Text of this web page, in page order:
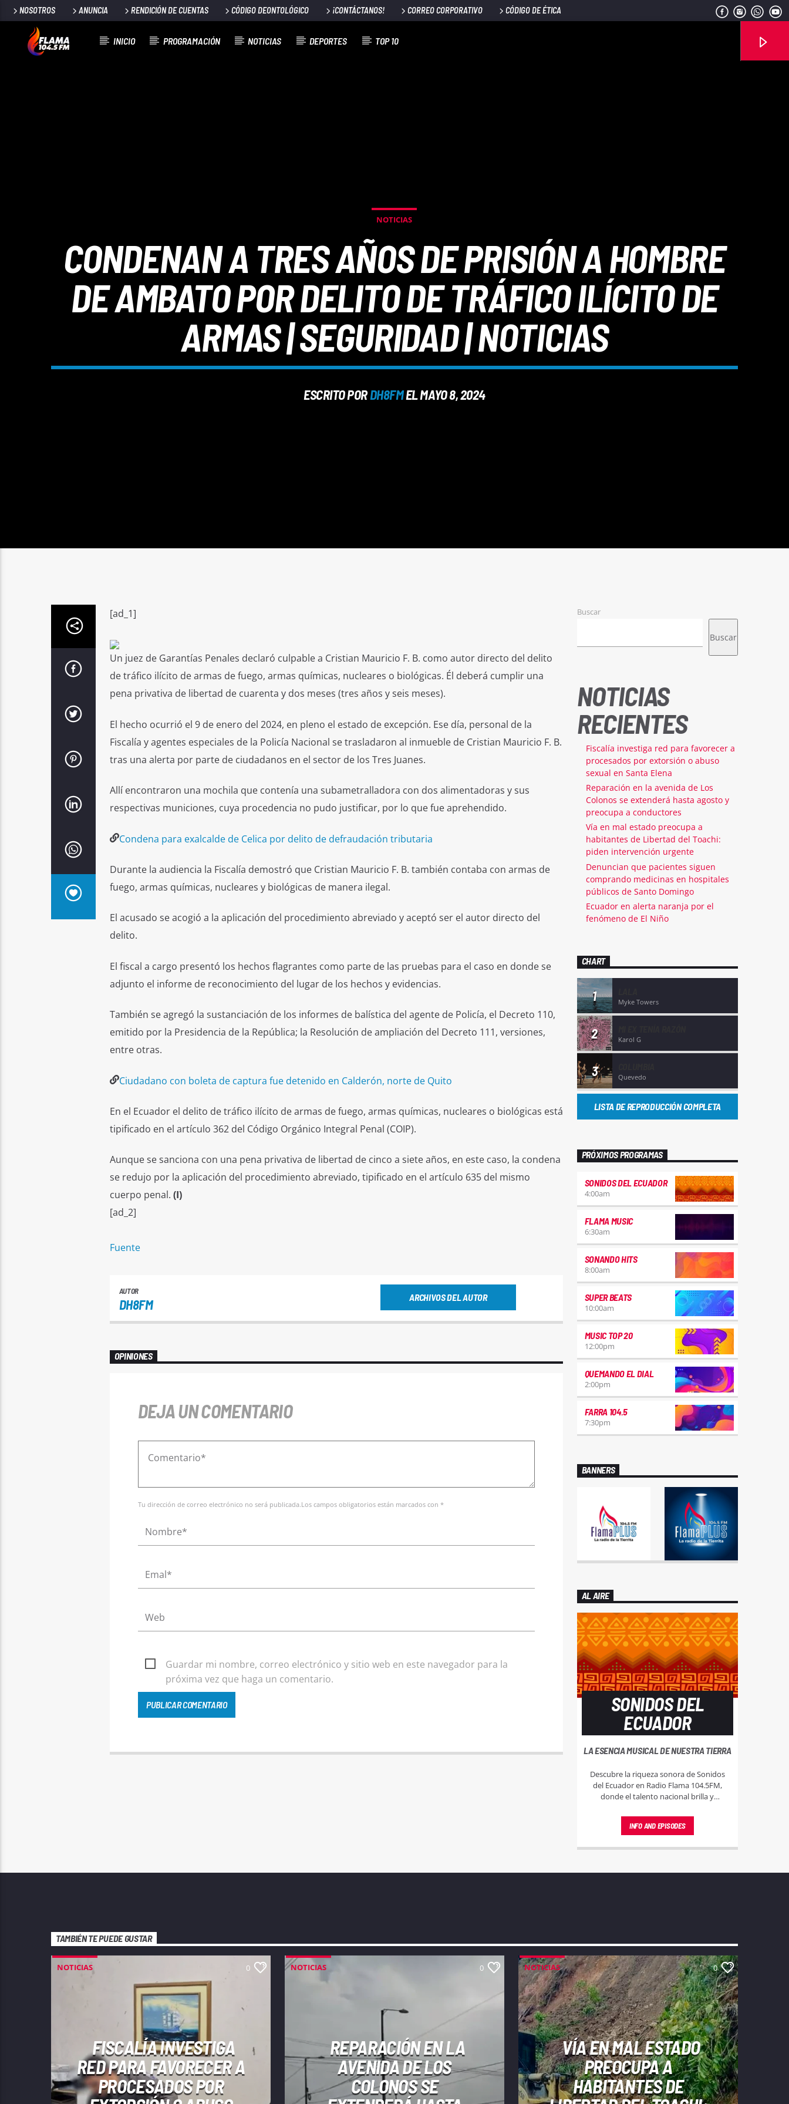
NOSOTROS ANUNCIA RENDICIÓN DE CUENTAS CÓDIGO DEONTOLÓGICO ¡CONTÁCTANOS! CORREO CORPORATIVO CÓDIGO DE ÉTICA
INICIO PROGRAMACIÓN NOTICIAS DEPORTES TOP 10
NOTICIAS
CONDENAN A TRES AÑOS DE PRISIÓN A HOMBRE
DE AMBATO POR DELITO DE TRÁFICO ILÍCITO DE
ARMAS | SEGURIDAD | NOTICIAS
ESCRITO PORDH8FMEL MAYO 8, 2024
[ad_1]
Un juez de Garantías Penales declaró culpable a Cristian Mauricio F. B. como autor directo del delito
de tráfico ilícito de armas de fuego, armas químicas, nucleares o biológicas. Él deberá cumplir una
pena privativa de libertad de cuarenta y dos meses (tres años y seis meses).
El hecho ocurrió el 9 de enero del 2024, en pleno el estado de excepción. Ese día, personal de la
Fiscalía y agentes especiales de la Policía Nacional se trasladaron al inmueble de Cristian Mauricio F. B.
tras una alerta por parte de ciudadanos en el sector de los Tres Juanes.
Allí encontraron una mochila que contenía una subametralladora con dos alimentadoras y sus
respectivas municiones, cuya procedencia no pudo justificar, por lo que fue aprehendido.
Condena para exalcalde de Celica por delito de defraudación tributaria
Durante la audiencia la Fiscalía demostró que Cristian Mauricio F. B. también contaba con armas de
fuego, armas químicas, nucleares y biológicas de manera ilegal.
El acusado se acogió a la aplicación del procedimiento abreviado y aceptó ser el autor directo del
delito.
El fiscal a cargo presentó los hechos flagrantes como parte de las pruebas para el caso en donde se
adjunto el informe de reconocimiento del lugar de los hechos y evidencias.
También se agregó la sustanciación de los informes de balística del agente de Policía, el Decreto 110,
emitido por la Presidencia de la República; la Resolución de ampliación del Decreto 111, versiones,
entre otras.
Ciudadano con boleta de captura fue detenido en Calderón, norte de Quito
En el Ecuador el delito de tráfico ilícito de armas de fuego, armas químicas, nucleares o biológicas está
tipificado en el artículo 362 del Código Orgánico Integral Penal (COIP).
Aunque se sanciona con una pena privativa de libertad de cinco a siete años, en este caso, la condena
se redujo por la aplicación del procedimiento abreviado, tipificado en el artículo 635 del mismo
cuerpo penal. (I)
[ad_2]
Fuente
AUTOR
DH8FM ARCHIVOS DEL AUTOR
OPINIONES
DEJA UN COMENTARIO
Tu dirección de correo electrónico no será publicada.Los campos obligatorios están marcados con *
Guardar mi nombre, correo electrónico y sitio web en este navegador para la
próxima vez que haga un comentario.
Buscar
Buscar
NOTICIAS
RECIENTES
Fiscalía investiga red para favorecer a
procesados por extorsión o abuso
sexual en Santa Elena
Reparación en la avenida de Los
Colonos se extenderá hasta agosto y
preocupa a conductores
Vía en mal estado preocupa a
habitantes de Libertad del Toachi:
piden intervención urgente
Denuncian que pacientes siguen
comprando medicinas en hospitales
públicos de Santo Domingo
Ecuador en alerta naranja por el
fenómeno de El Niño
CHART
1 Myke Towers
2 Karol G
3 Quevedo
LISTA DE REPRODUCCIÓN COMPLETA
PRÓXIMOS PROGRAMAS
SONIDOS DEL ECUADOR
4:00am
FLAMA MUSIC
6:30am
SONANDO HITS
8:00am
SUPER BEATS
10:00am
MUSIC TOP 20
12:00pm
QUEMANDO EL DIAL
2:00pm
FARRA 104.5
7:30pm
BANNERS
AL AIRE
SONIDOS DEL
ECUADOR
LA ESENCIA MUSICAL DE NUESTRA TIERRA
Descubre la riqueza sonora de Sonidos
del Ecuador en Radio Flama 104.5FM,
donde el talento nacional brilla y
música a cada rincón.
INFO AND EPISODES
TAMBIÉN TE PUEDE GUSTAR
NOTICIAS 0
FISCALÍA INVESTIGA
RED PARA FAVORECER A
PROCESADOS POR
NOTICIAS 0
REPARACIÓN EN LA
AVENIDA DE LOS
COLONOS SE
NOTICIAS 0
VÍA EN MAL ESTADO
PREOCUPA A
HABITANTES DE